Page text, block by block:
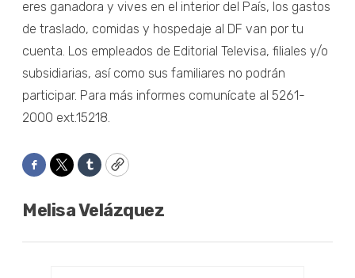
eres ganadora y vives en el interior del País, los gastos
de traslado, comidas y hospedaje al DF van por tu
cuenta. Los empleados de Editorial Televisa, filiales y/o
subsidiarias, así como sus familiares no podrán
participar. Para más informes comunícate al 5261-
2000 ext.15218.
Facebook
TwitterTumblrCopy
Melisa Velázquez